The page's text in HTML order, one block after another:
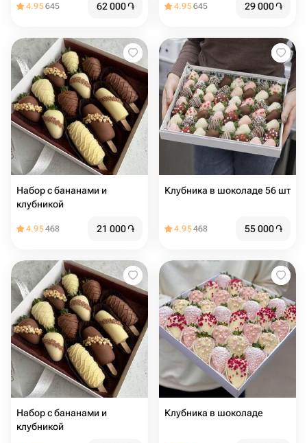
4.95645 62 000֏ 4.95645 29 000֏
Набор с бананами и
клубникой ️
4.95468 21 000֏
Клубника в шоколаде 56 шт
4.95468 55 000֏
Набор с бананами и
клубникой
Клубника в шоколаде